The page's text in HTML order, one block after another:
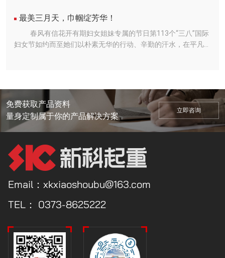
愧的“新时代学雷锋好青年”！雷锋精神广为弘扬，赓续传承，激
励着一代又一代人，新科公司不断涌现出一批忠诚于党、奉献祖
国、锐意进取、自强不息、服务人民的新时代岗位学雷锋好青
硬的产品质量，完善的售后服务，赢得客户的青睐。先后荣
获“***高新技术企业”、“***专精特新“小巨人”企业”、“国家知识
产权优势企业”、“河南省质量标杆企业”、“河南省企业技术中
心”、“省级新一代信息技术融合应用新模式示范企业”、“河南省
业”、“长垣市市长质量奖”等诸多荣誉。新科公司始终弘扬“跨越
***，志在超越，做受人尊敬的企业”的企业理念，未来五年，将
努力打造不同产业领域细分市场的绿色化、轻量化、智能化物料
搬运系统解决方案***方阵的***者！
强拼搏的作风、顾全大局的意识、团结协作的精神转化到新时代
奋进新征程的实践中来！正如游戏的名字，“东南西北跑”意味着
每位员工要积蓄力量，奋力奔跑，无论是个人还是团体，都要有
目标和方向，无惧困难，永不服输，以“奔跑者”的决心和姿态，
了积极向上、热烈奋进的氛围。中国有句古话：“团结就是力
量”，不得不说，三人四足比赛中的每一步都需要三个人团结起
来共同努力，默契十足方可成功。赛场上，乒乓球在球桌上来回
飞舞，战况激烈，扣球、旋转球等各种技法精彩呈现，引来观众
们喝彩连连，展示出高质量的竞技水平和员工们积极进取、昂扬
向上的精神风貌。比赛中，参赛者们精力充沛，信心十足，扣
杀、吊球等各种战术灵活运用，充分展示员工们不畏挑战、永不
服输的奋斗精神，观众们也看的不亦乐乎。此次运动会充分展现
了员工们团结奋进、友好协作、积极向上的精神风貌。接下来，
新科公司也将持续不断地为员工们举办形式多样的文体活动，丰
富职工精神文化生活，提升员工们的获得感和幸福感，引领团结
工作范例双八班王磊王磊同志是公司双梁班的一名新进员工，工
作态度端正，干工作不挑活，技术过硬，焊接效率高、质量好，
加班无怨言，始终保持着对电焊工做的热爱。来到新科虽然只有
短短几个月时间，但他的实力却早已在一簇簇四溅的火花中，一
己所焊的每一道焊口都是认真负责，确保焊一道合格一道，决不
允许出现质量问题。多年的焊接经验和个人努力，让王磊有着自
己的独特心得，他摸索到了一个***佳的数值，可以保证焊接成
型更美观、熔合度更高。不仅提升了产品外观品质，更在细节上
动作麻利地他，伴随着飞溅的焊花，一道道利落的焊接口便呈现
出来。工作很平凡，但是在这平凡的背后我们分明看到了许多无
法被平凡遮掩的光芒。这个在生活上容易满足而在工作中永远孜
孜不倦追求的人，平和而坚毅地专注在焊工这一个普通的岗位
占峰有这样一个人，十年来在自己的岗位上默默耕耘，坚守平凡
的生产骨干。他深刻地体会到，作为一名技能工人，要想实现自
己的人生价值，就是要立足本职岗位充分锻炼，不断完善提高自
身素质，他就是数控加工车间的数控工人陈占峰。一直以来他工
最美三月天，巾帼绽芳华！
春风有信花开有期妇女姐妹专属的节日第113个“三八”国际
妇女节如约而至她们以朴素无华的行动、辛勤的汗水，在平凡的
女主角”在这个特别的日子里，新科公司副总经理田占军携全体
女职工们共同开展了“***美三月天，巾帼绽芳华”的主题文化活
动，为辛勤奋斗的女职工们打造了一个健康、和谐、快乐、温
馨、难忘的美好一天。“***美三月天，巾帼绽芳华”，女职工们
通过分组竞赛，在游戏中体验活动的乐趣，收获团队协作的正能
量。活动结束后，女职工们纷纷表示，今后将继续以巾帼不让须
眉的豪气、英姿飒爽的锐气、撑起“半边天”的勇气，紧跟时代步
伐，聚焦工作重点，创新工作方法，在干好各项工作高质量发展
投入到公司建设工作中去。寒冬已去，暖春踏来撷一缕春风,沾
两滴春雨,采三片春叶,摘四朵春花,织成五颜六色的祝福,伴着七彩
的牵挂,愿您容颜永驻笑容常在祝您“三八”女神节快乐!
免费获取产品资料
量身定制属于你的产品解决方案
立即咨询
Email：xkxiaoshoubu@163.com
TEL： 0373-8625222